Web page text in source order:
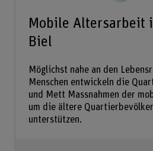
Mobile Altersarbeit
Biel
Möglichst nahe an den
Menschen entwickeln die
und Mett Massnahmen der
um die ältere
unterstützen.